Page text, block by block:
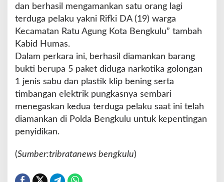
d
a
B
e
g
u
l
u
dan berhasil mengamankan satu orang lagi
terduga pelaku yakni Rifki DA (19) warga
Kecamatan Ratu Agung Kota Bengkulu” tambah
Kabid Humas.
Dalam perkara ini, berhasil diamankan barang
bukti berupa 5 paket diduga narkotika golongan
1 jenis sabu dan plastik klip bening serta
timbangan elektrik pungkasnya sembari
menegaskan kedua terduga pelaku saat ini telah
diamankan di Polda Bengkulu untuk kepentingan
penyidikan.
(Sumber:tribratanews bengkulu)